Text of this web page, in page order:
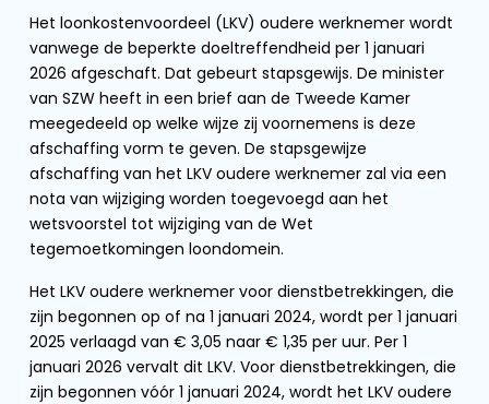
Het loonkostenvoordeel (LKV) oudere werknemer wordt
vanwege de beperkte doeltreffendheid per 1 januari
2026 afgeschaft. Dat gebeurt stapsgewijs. De minister
van SZW heeft in een brief aan de Tweede Kamer
meegedeeld op welke wijze zij voornemens is deze
afschaffing vorm te geven. De stapsgewijze
afschaffing van het LKV oudere werknemer zal via een
nota van wijziging worden toegevoegd aan het
wetsvoorstel tot wijziging van de Wet
tegemoetkomingen loondomein.
Het LKV oudere werknemer voor dienstbetrekkingen, die
zijn begonnen op of na 1 januari 2024, wordt per 1 januari
2025 verlaagd van € 3,05 naar € 1,35 per uur. Per 1
januari 2026 vervalt dit LKV. Voor dienstbetrekkingen, die
zijn begonnen vóór 1 januari 2024, wordt het LKV oudere